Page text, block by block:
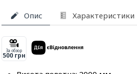
Опис Характеристики
За обзор
500 грн